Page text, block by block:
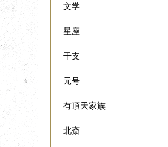
文学
星座
干支
元号
有頂天家族
北斎